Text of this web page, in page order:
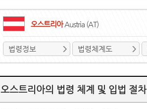
오스트리아Austria (AT)
법령정보 법령체계도
오스트리아의 법령 체계 및 입법 절차